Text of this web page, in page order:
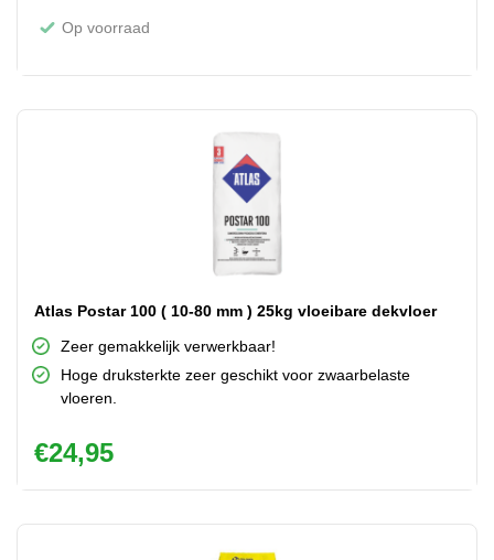
Op voorraad
Atlas Postar 100 ( 10-80 mm ) 25kg vloeibare dekvloer
Zeer gemakkelijk verwerkbaar!
Hoge druksterkte zeer geschikt voor zwaarbelaste
vloeren.
€24,95